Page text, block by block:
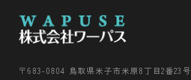
〒683-0804 鳥取県米子市米原8丁目2番23号